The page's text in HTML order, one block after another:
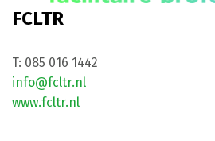
FCLTR
T: 085 016 1442
info@fcltr.nl
www.fcltr.nl